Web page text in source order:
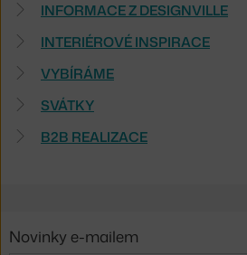
INFORMACE Z DESIGNVILLE
INTERIÉROVÉ INSPIRACE
VYBÍRÁME
SVÁTKY
B2B REALIZACE
Novinky e-mailem